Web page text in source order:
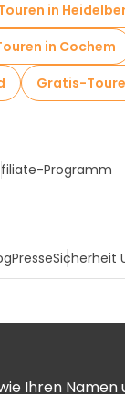
in
in Cochem
Gratis-
Programm
PresseSicherheit
Ihren